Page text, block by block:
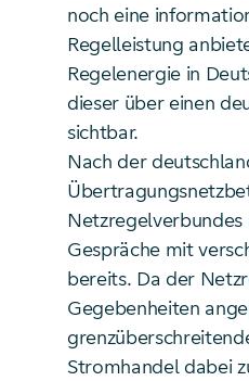
noch eine
Regelleistung
Regelenergie in
dieser über einen
sichtbar.
Nach der
Gespräche mit
bereits. Da der
Gegebenheiten
Stromhandel dabei